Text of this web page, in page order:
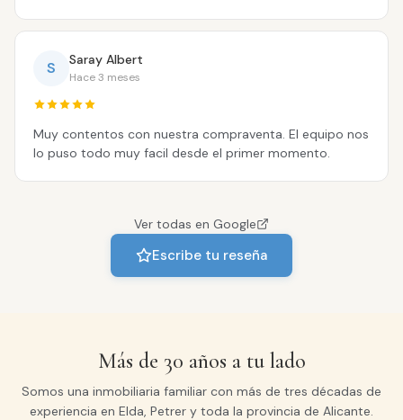
S Saray Albert
Hace 3 meses
Muy contentos con nuestra compraventa. El equipo nos
lo puso todo muy facil desde el primer momento.
Ver todas en Google
Escribe tu reseña
Más de 30 años a tu lado
Somos una inmobiliaria familiar con más de tres décadas de
experiencia en Elda, Petrer y toda la provincia de Alicante.